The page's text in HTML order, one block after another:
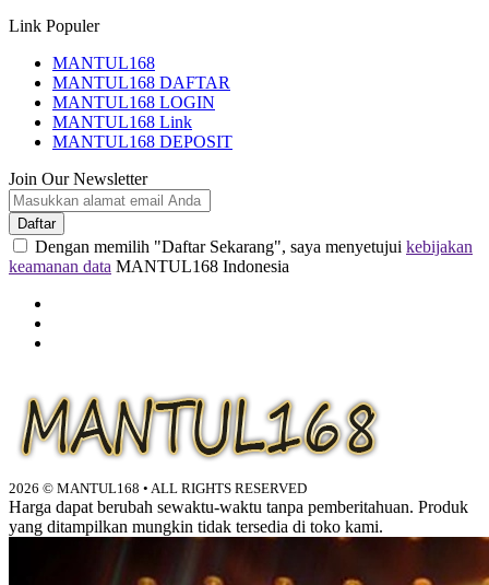
Link Populer
MANTUL168
MANTUL168 DAFTAR
MANTUL168 LOGIN
MANTUL168 Link
MANTUL168 DEPOSIT
Join Our Newsletter
Daftar
Dengan memilih "Daftar Sekarang", saya menyetujui kebijakan
keamanan data MANTUL168 Indonesia
2026 © MANTUL168 • ALL RIGHTS RESERVED
Harga dapat berubah sewaktu-waktu tanpa pemberitahuan. Produk
yang ditampilkan mungkin tidak tersedia di toko kami.
MANTUL168